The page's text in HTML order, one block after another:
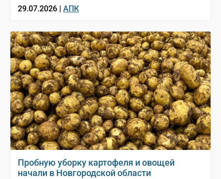
29.07.2026 | АПК
Пробную уборку картофеля и овощей
начали в Новгородской области